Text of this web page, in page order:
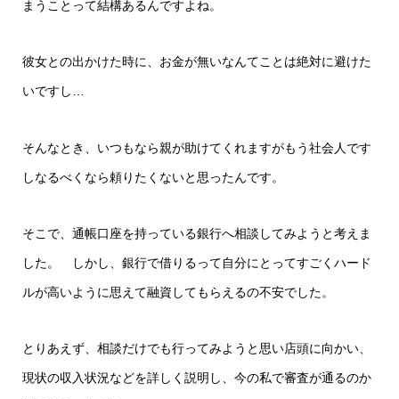
まうことって結構あるんですよね。
彼女との出かけた時に、お金が無いなんてことは絶対に避けた
いですし…
そんなとき、いつもなら親が助けてくれますがもう社会人です
しなるべくなら頼りたくないと思ったんです。
そこで、通帳口座を持っている銀行へ相談してみようと考えま
した。 しかし、銀行で借りるって自分にとってすごくハード
ルが高いように思えて融資してもらえるの不安でした。
とりあえず、相談だけでも行ってみようと思い店頭に向かい、
現状の収入状況などを詳しく説明し、今の私で審査が通るのか